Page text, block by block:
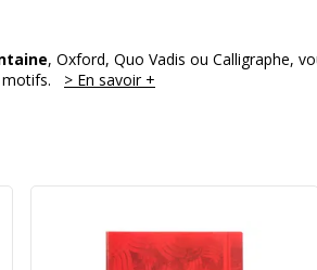
, Oxford, Quo Vadis ou Calligraphe,
> En savoir +